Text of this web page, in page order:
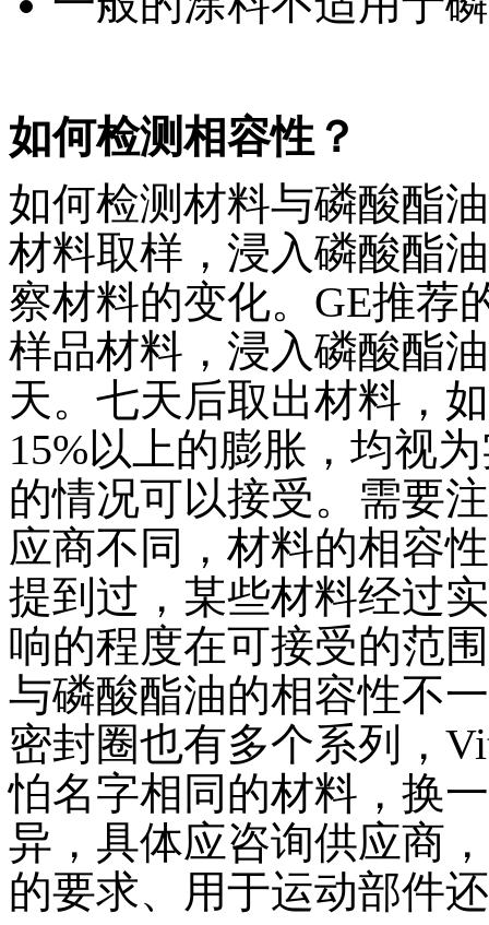
如何检测相容性？
如何检测材料与磷酸酯
材料取样，浸入磷酸酯
察材料的变化。GE推荐
样品材料，浸入磷酸酯
天。七天后取出材料，
15%以上的膨胀，均视
的情况可以接受。需要
应商不同，材料的相容
提到过，某些材料经过
响的程度在可接受的范
与磷酸酯油的相容性不
密封圈也有多个系列，
怕名字相同的材料，换
异，具体应咨询供应商
的要求、用于运动部件